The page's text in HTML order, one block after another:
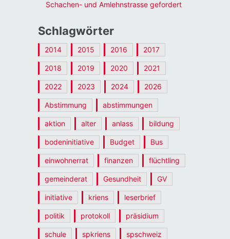
Schachen- und Amlehnstrasse gefordert
Schlagwörter
2014 2015 2016 2017
2018 2019 2020 2021
2022 2023 2024 2026
Abstimmung abstimmungen
aktion alter anlass bildung
bodeninitiative Budget Bus
einwohnerrat finanzen flüchtling
gemeinderat Gesundheit GV
initiative kriens leserbrief
politik protokoll präsidium
schule spkriens spschweiz